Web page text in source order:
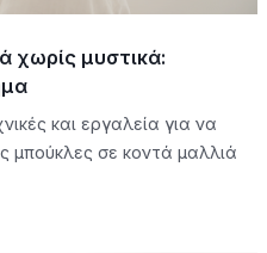
χωρίς μυστικά:
και εργαλεία για να
μπούκλες σε κοντά μαλλιά